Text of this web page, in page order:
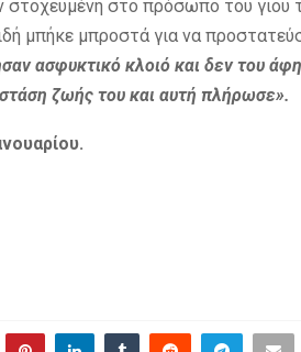
στοχευμένη στο πρόσωπο του γιου
μπήκε μπροστά για να
ασφυκτικό κλοιό και δεν του
ζωής του και αυτή πλήρωσε».